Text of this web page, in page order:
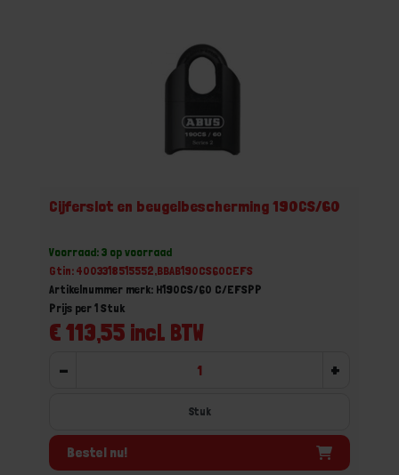
Cijferslot en beugelbescherming 190CS/60
Voorraad: 3 op voorraad
Gtin: 4003318515552,BBAB190CS60CEFS
Artikelnummer merk: H190CS/60 C/EFSPP
€ 113,55 incl. BTW
Prijs per 1 Stuk
- +
Stuk
Bestel nu!